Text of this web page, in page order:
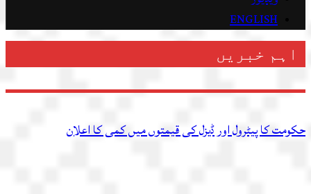
ENGLISH
اہم خبریں
حکومت کا پیٹرول اور ڈیزل کی قیمتوں میں کمی کا اعلان